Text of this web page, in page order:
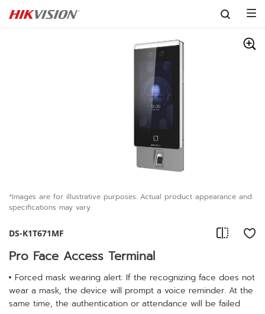
Skip to content
*Images are for illustrative purposes. Actual product appearance and
specifications may vary.
DS-K1T671MF
Pro Face Access Terminal
Forced mask wearing alert: If the recognizing face does not
wear a mask, the device will prompt a voice reminder. At the
same time, the authentication or attendance will be failed